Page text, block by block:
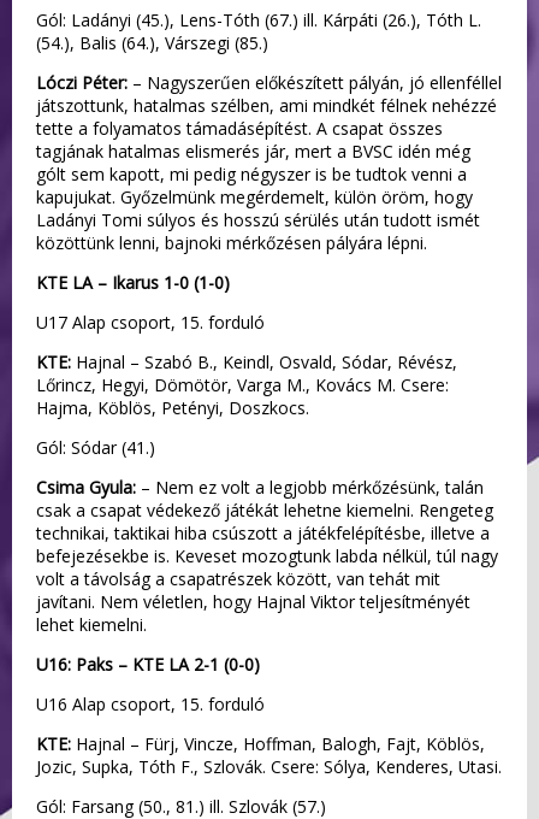
Gól: Ladányi (45.), Lens-Tóth (67.) ill. Kárpáti (26.), Tóth L.
(54.), Balis (64.), Várszegi (85.)
Lóczi Péter: – Nagyszerűen előkészített pályán, jó ellenféllel
játszottunk, hatalmas szélben, ami mindkét félnek nehézzé
tette a folyamatos támadásépítést. A csapat összes
tagjának hatalmas elismerés jár, mert a BVSC idén még
gólt sem kapott, mi pedig négyszer is be tudtok venni a
kapujukat. Győzelmünk megérdemelt, külön öröm, hogy
Ladányi Tomi súlyos és hosszú sérülés után tudott ismét
közöttünk lenni, bajnoki mérkőzésen pályára lépni.
KTE LA – Ikarus 1-0 (1-0)
U17 Alap csoport, 15. forduló
KTE: Hajnal – Szabó B., Keindl, Osvald, Sódar, Révész,
Lőrincz, Hegyi, Dömötör, Varga M., Kovács M. Csere:
Hajma, Köblös, Petényi, Doszkocs.
Gól: Sódar (41.)
Csima Gyula: – Nem ez volt a legjobb mérkőzésünk, talán
csak a csapat védekező játékát lehetne kiemelni. Rengeteg
technikai, taktikai hiba csúszott a játékfelépítésbe, illetve a
befejezésekbe is. Keveset mozogtunk labda nélkül, túl nagy
volt a távolság a csapatrészek között, van tehát mit
javítani. Nem véletlen, hogy Hajnal Viktor teljesítményét
lehet kiemelni.
U16: Paks – KTE LA 2-1 (0-0)
U16 Alap csoport, 15. forduló
KTE: Hajnal – Fürj, Vincze, Hoffman, Balogh, Fajt, Köblös,
Jozic, Supka, Tóth F., Szlovák. Csere: Sólya, Kenderes, Utasi.
Gól: Farsang (50., 81.) ill. Szlovák (57.)